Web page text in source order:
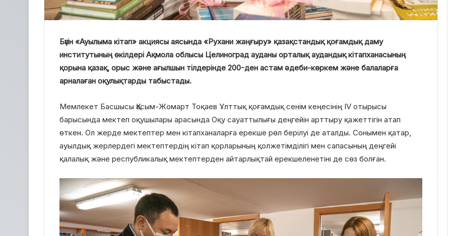
Бүгін «Ауылыма кітап» акциясы аясында «Рухани жаңғыру» қазақстандық қоғамдық даму
институтының өкілдері Ақмола облысы Целиноград ауданы орталық аудандық кітапханасының
қорына қазақ, орыс және ағылшын тілдерінде 200-ден астам әдеби-көркем және балаларға
арналаған оқулықтарды табыстады.
Мемлекет Басшысы Қасым-Жомарт Тоқаев Ұлттық қоғамдық сенім кеңесінің IV отырысы
барысында мектеп оқушылары арасында Оқу сауаттылығы деңгейін арттыру қажеттігін атап
өткен. Ол жерде мектептер мен кітапханаларға ерекше рөл берілуі де аталды. Сонымен қатар,
ауылдық жерлердегі мектептердің кітап қорларының қолжетімділігі мен сапасының деңгейі
қалалық және республикалық мектептерден айтарлықтай ерекшеленетіні де сөз болған.